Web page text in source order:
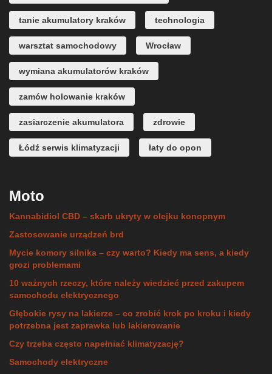
tanie akumulatory kraków technologia
warsztat samochodowy Wrocław
wymiana akumulatorów kraków
zamów holowanie kraków
zasiarczenie akumulatora zdrowie
Łódź serwis klimatyzacji łaty do opon
Moto
Kannabidiol CBD – skarb ukryty w olejku konopnym
Zastosowanie urządzeń brd
Mycie komory silnika – czy warto? Kiedy ma sens, a kiedy
grozi problemami
10 ważnych rzeczy, które należy wiedzieć przed zakupem
samochodu elektrycznego
Głębokie rysy na lakierze – co zrobić krok po kroku i kiedy
potrzebna jest zaprawka lub lakierowanie
Czy trzeba często napełniać klimatyzację?
Samochody elektryczne